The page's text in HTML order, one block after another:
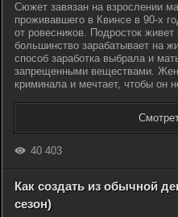
Сюжет завязан на взрослении
проживавшего в Квинсе в 90-х
от ровесников. Подросток
большинство зарабатывает на
способ заработка выбрала и
запрещенными веществами.
криминала и мечтает, чтобы он
40 403
Как создать из обычной
сезон)